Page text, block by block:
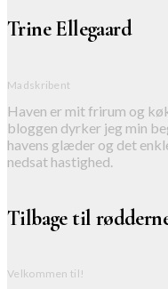
Trine Ellegaard
Madskribent
Haven er mit frirum og
bloggen dyrker jeg min
havens glæder og det
nedsat hastighed.
Tilbage til
Velkommen til!